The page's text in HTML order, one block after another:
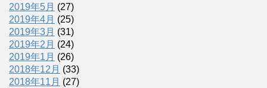
2019年5月 (27)
2019年4月 (25)
2019年3月 (31)
2019年2月 (24)
2019年1月 (26)
2018年12月 (33)
2018年11月 (27)